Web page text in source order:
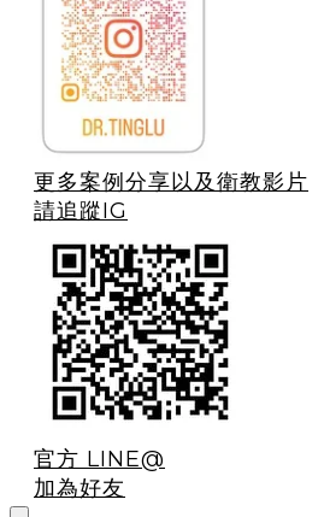
更多案例分享以及衛教影片
請追蹤IG
官方 LINE@
加為好友